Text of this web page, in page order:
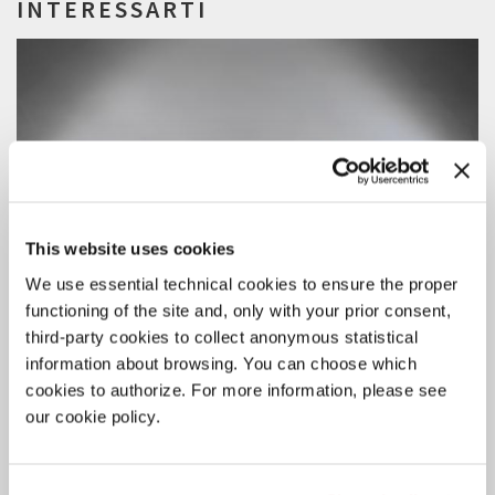
This website uses cookies
We use essential technical cookies to ensure the proper
functioning of the site and, only with your prior consent,
third-party cookies to collect anonymous statistical
information about browsing. You can choose which
cookies to authorize. For more information, please see
our cookie policy.
INTERESSARTI